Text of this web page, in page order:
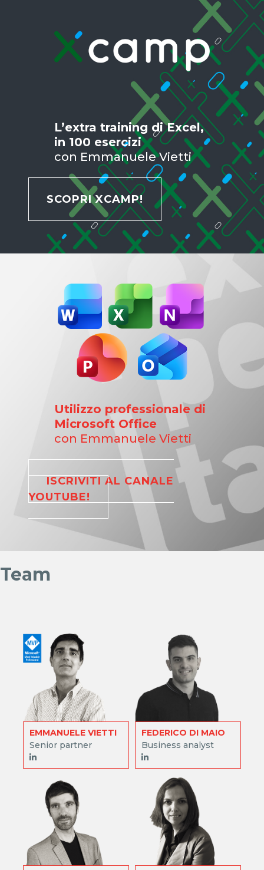
L’extra training di Excel,
in 100 esercizi
con Emmanuele Vietti
SCOPRI XCAMP!
Utilizzo professionale di
Microsoft Office
con Emmanuele Vietti
ISCRIVITI AL CANALE
YOUTUBE!
Team
EMMANUELE VIETTI
Senior partner
FEDERICO DI MAIO
Business analyst